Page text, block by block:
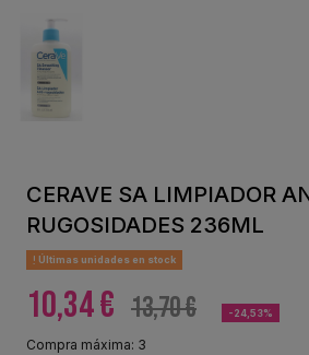
CERAVE SA LIMPIADOR
RUGOSIDADES 236ML
Últimas unidades en stock
10,34 € 13,70 € -24,53%
Compra máxima: 3